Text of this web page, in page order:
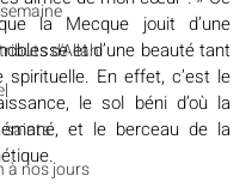
d'Allah
saints
à nos jours
la Mecque jouit d’une
et d’une beauté tant
spirituelle. En effet, c’est le
le sol béni d’où la
et le berceau de la